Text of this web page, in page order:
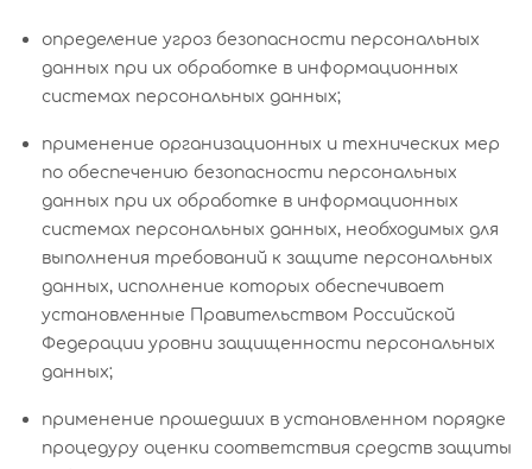
определение угроз безопасности персональных
данных при их обработке в информационных
системах персональных данных;
применение организационных и технических мер
по обеспечению безопасности персональных
данных при их обработке в информационных
системах персональных данных, необходимых для
выполнения требований к защите персональных
данных, исполнение которых обеспечивает
установленные Правительством Российской
Федерации уровни защищенности персональных
данных;
применение прошедших в установленном порядке
процедуру оценки соответствия средств защиты